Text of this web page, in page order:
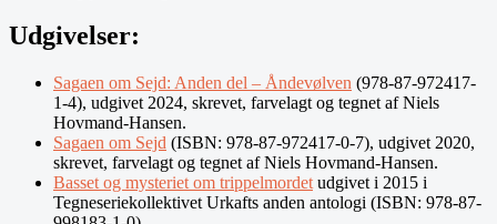
Udgivelser:
Sagaen om Sejd: Anden del – Åndevølven (978-87-972417-
1-4), udgivet 2024, skrevet, farvelagt og tegnet af Niels
Hovmand-Hansen.
Sagaen om Sejd (ISBN: 978-87-972417-0-7), udgivet 2020,
skrevet, farvelagt og tegnet af Niels Hovmand-Hansen.
Basset og mysteriet om trippelmordet udgivet i 2015 i
Tegneseriekollektivet Urkafts anden antologi (ISBN: 978-87-